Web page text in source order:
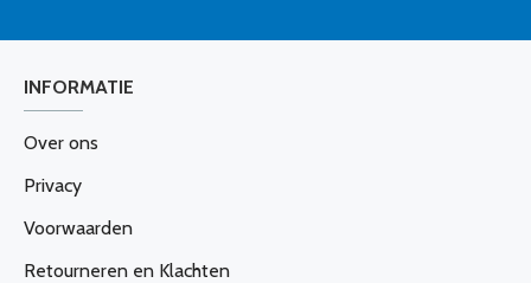
INFORMATIE
Over ons
Privacy
Voorwaarden
Retourneren en Klachten